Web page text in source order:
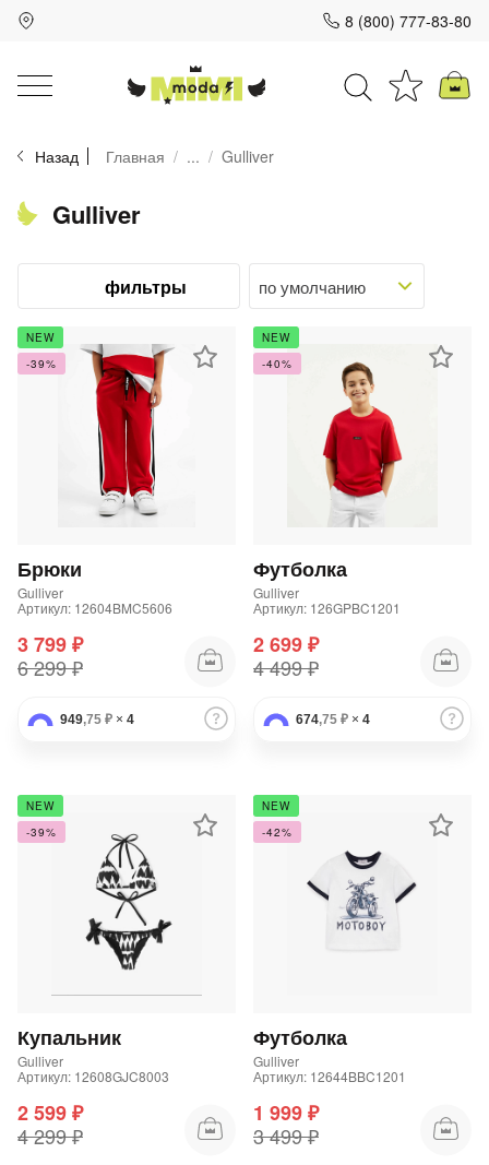
8 (800) 777-83-80
Назад Главная ... Gulliver
Gulliver
фильтры
NEW
-39%
Брюки
Gulliver
Артикул: 12604BMC5606
3 799 ₽
6 299 ₽
949,75 ₽ × 4
NEW
-40%
Футболка
Gulliver
Артикул: 126GPBC1201
2 699 ₽
4 499 ₽
674,75 ₽ × 4
NEW
-39%
Купальник
Gulliver
Артикул: 12608GJC8003
2 599 ₽
4 299 ₽
NEW
-42%
Футболка
Gulliver
Артикул: 12644BBC1201
1 999 ₽
3 499 ₽
Для клиентов всех банков
Разбейте
оплатуна части
График платежей
в корзину
Оплачивайте сегодня только
25
% картой любого банка
Получайте товар
75% будут
списываться
по25 %каждые 2 недели
Остались вопросы?
8 800 302-02-51